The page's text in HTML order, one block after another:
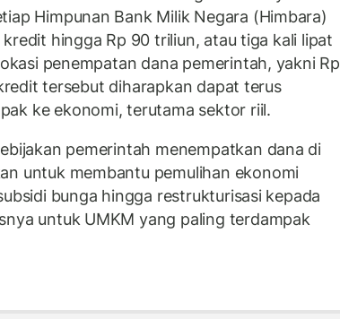
Himpunan Bank Milik Negara (Himbara)
hingga Rp 90 triliun, atau tiga kali lipat
penempatan dana pemerintah, yakni Rp
tersebut diharapkan dapat terus
ke ekonomi, terutama sektor riil.
pemerintah menempatkan dana di
untuk membantu pemulihan ekonomi
bunga hingga restrukturisasi kepada
untuk UMKM yang paling terdampak